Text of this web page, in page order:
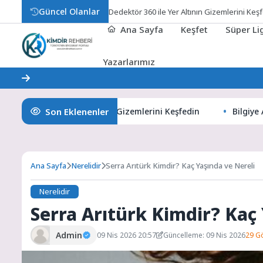
Güncel Olanlar Dedektör 360 ile Yer Altının Gizemlerini
Ana Sayfa Keşfet Süper
Yazarlarımız
Son Eklenenler
360 ile Yer Altının Gizemlerini Keşfedin Bilgiye Açılan
Ana Sayfa Nerelidir Serra Arıtürk Kimdir? Kaç Yaşında ve Nereli
Nerelidir
Serra Arıtürk Kimdir? Kaç
Admin 09 Nis 2026 20:57 Güncelleme: 09 Nis 202629